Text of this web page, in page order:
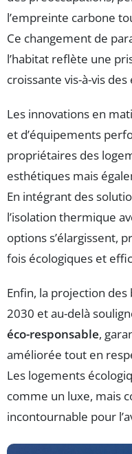
l’empreinte carbone
Ce changement de
l’habitat reflète une
croissante vis-à-vis
Les innovations en
et d’équipements
propriétaires des
esthétiques mais
En intégrant des
l’isolation thermique
options s’élargissent,
fois écologiques et
Enfin, la projection des
2030 et au-delà
éco-responsable,
améliorée tout en
Les logements
comme un luxe, mais
incontournable pour